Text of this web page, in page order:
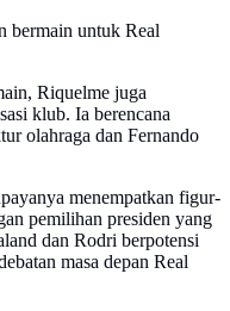
bermain untuk Real
Riquelme juga
klub. Ia berencana
olahraga dan Fernando
menempatkan figur-
pemilihan presiden yang
dan Rodri berpotensi
masa depan Real